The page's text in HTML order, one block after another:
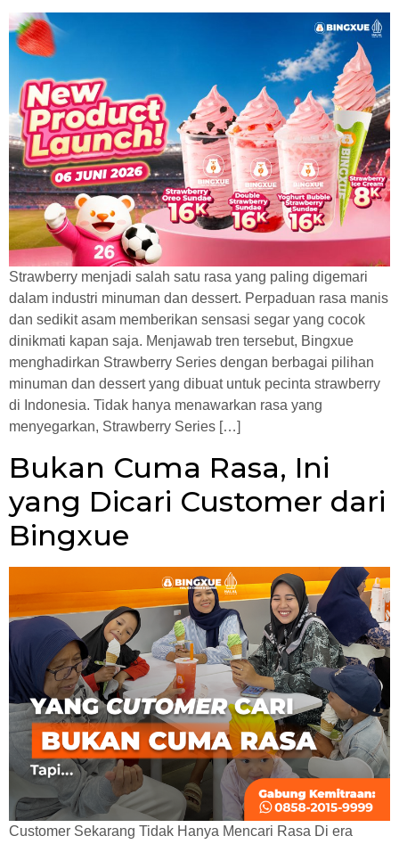
Strawberry menjadi salah satu rasa yang paling digemari
dalam industri minuman dan dessert. Perpaduan rasa manis
dan sedikit asam memberikan sensasi segar yang cocok
dinikmati kapan saja. Menjawab tren tersebut, Bingxue
menghadirkan Strawberry Series dengan berbagai pilihan
minuman dan dessert yang dibuat untuk pecinta strawberry
di Indonesia. Tidak hanya menawarkan rasa yang
menyegarkan, Strawberry Series […]
Bukan Cuma Rasa, Ini
yang Dicari Customer dari
Bingxue
Customer Sekarang Tidak Hanya Mencari Rasa Di era